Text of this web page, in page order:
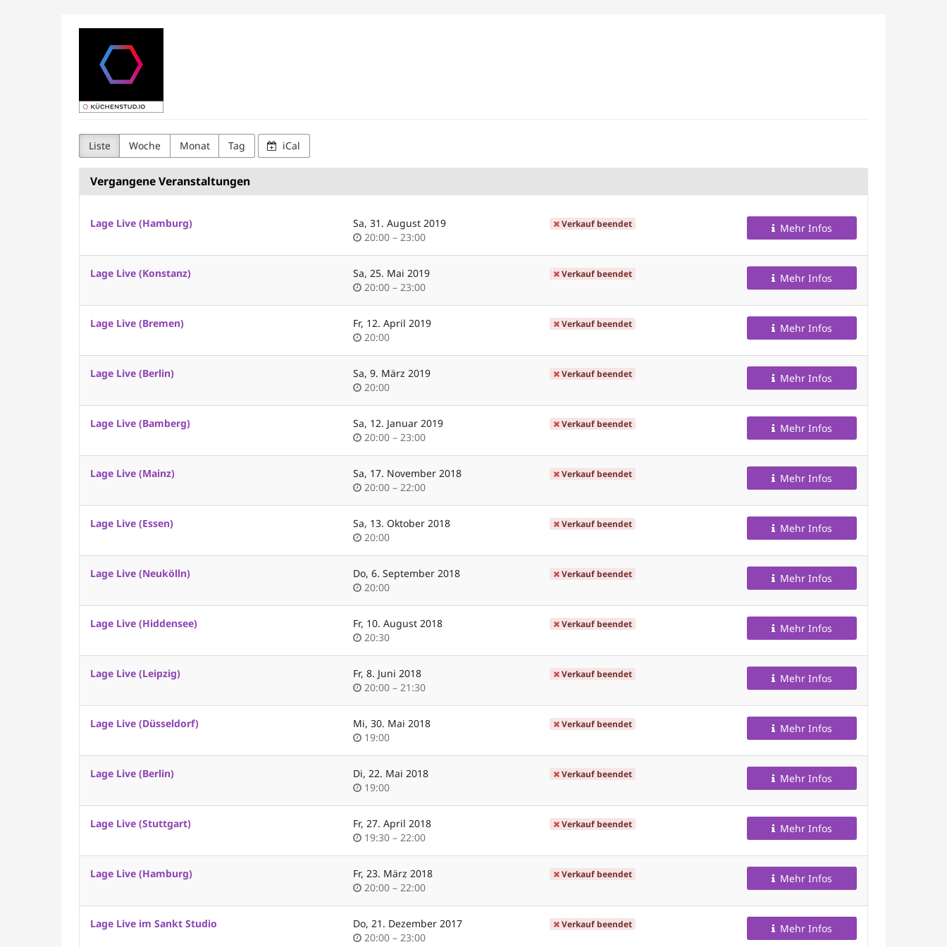
Kuechenstud.io
Liste Woche Monat Tag iCal
Vergangene Veranstaltungen
Lage Live (Hamburg)
Sa, 31. August 2019
Uhrzeit
20:00 –bis
23:00
Verkauf beendet Mehr Infos
Lage Live (Konstanz)
Sa, 25. Mai 2019
Uhrzeit
20:00 –bis
23:00
Verkauf beendet Mehr Infos
Lage Live (Bremen)
Fr, 12. April 2019
Uhrzeit
20:00
Verkauf beendet Mehr Infos
Lage Live (Berlin)
Sa, 9. März 2019
Uhrzeit
20:00
Verkauf beendet Mehr Infos
Lage Live (Bamberg)
Sa, 12. Januar 2019
Uhrzeit
20:00 –bis
23:00
Verkauf beendet Mehr Infos
Lage Live (Mainz)
Sa, 17. November 2018
Uhrzeit
20:00 –bis
22:00
Verkauf beendet Mehr Infos
Lage Live (Essen)
Sa, 13. Oktober 2018
Uhrzeit
20:00
Verkauf beendet Mehr Infos
Lage Live (Neukölln)
Do, 6. September 2018
Uhrzeit
20:00
Verkauf beendet Mehr Infos
Lage Live (Hiddensee)
Fr, 10. August 2018
Uhrzeit
20:30
Verkauf beendet Mehr Infos
Lage Live (Leipzig)
Fr, 8. Juni 2018
Uhrzeit
20:00 –bis
21:30
Verkauf beendet Mehr Infos
Lage Live (Düsseldorf)
Mi, 30. Mai 2018
Uhrzeit
19:00
Verkauf beendet Mehr Infos
Lage Live (Berlin)
Di, 22. Mai 2018
Uhrzeit
19:00
Verkauf beendet Mehr Infos
Lage Live (Stuttgart)
Fr, 27. April 2018
Uhrzeit
19:30 –bis
22:00
Verkauf beendet Mehr Infos
Lage Live (Hamburg)
Fr, 23. März 2018
Uhrzeit
20:00 –bis
22:00
Verkauf beendet Mehr Infos
Lage Live im Sankt Studio
Do, 21. Dezember 2017
Uhrzeit
20:00 –bis
23:00
Verkauf beendet Mehr Infos